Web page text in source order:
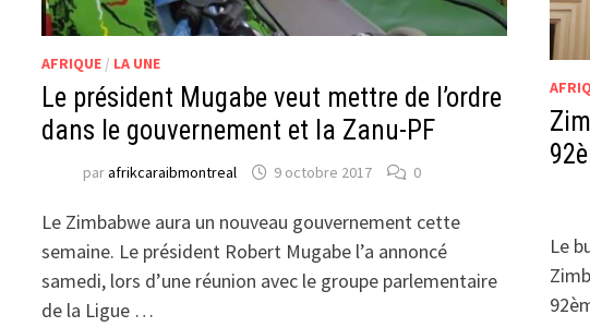
AFRIQUE / LA UNE
Le président Mugabe veut mettre de l’ordre
dans le gouvernement et la Zanu-PF
parafrikcaraibmontreal 9 octobre 2017 0
Le Zimbabwe aura un nouveau gouvernement cette
semaine. Le président Robert Mugabe l’a annoncé
samedi, lors d’une réunion avec le groupe parlementaire
de la Ligue …
Le